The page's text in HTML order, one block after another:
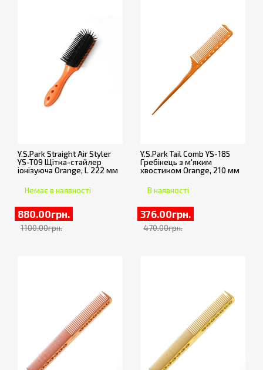
Y.S.Park Straight Air Styler
YS-T09 Щітка-стайлер
іонізуюча Orange, L 222 мм
Немає в наявності
880.00грн.
1100.00грн.
Y.S.Park Tail Comb YS-185
Гребінець з м'яким
хвостиком Orange, 210 мм
В наявності
376.00грн.
470.00грн.